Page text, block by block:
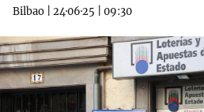
Bilbao
24·06·25 09:30